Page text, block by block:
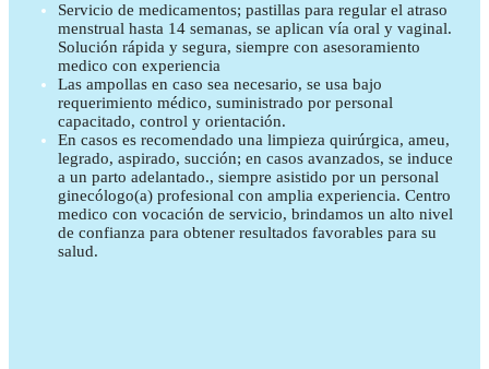
Servicio de medicamentos; pastillas para regular el atraso
menstrual hasta 14 semanas, se aplican vía oral y vaginal.
Solución rápida y segura, siempre con asesoramiento
medico con experiencia
Las ampollas en caso sea necesario, se usa bajo
requerimiento médico, suministrado por personal
capacitado, control y orientación.
En casos es recomendado una limpieza quirúrgica, ameu,
legrado, aspirado, succión; en casos avanzados, se induce
a un parto adelantado., siempre asistido por un personal
ginecólogo(a) profesional con amplia experiencia. Centro
medico con vocación de servicio, brindamos un alto nivel
de confianza para obtener resultados favorables para su
salud.